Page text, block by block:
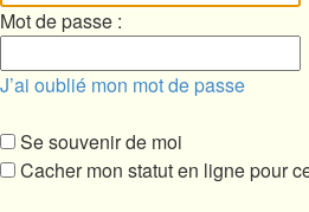
Mot de passe :
J’ai oublié mon mot de passe
Se souvenir de moi
Cacher mon statut en ligne pour